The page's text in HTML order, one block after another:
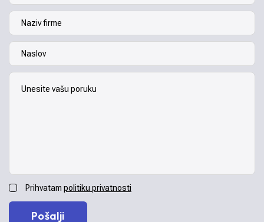
Prihvatam politiku privatnosti
Pošalji